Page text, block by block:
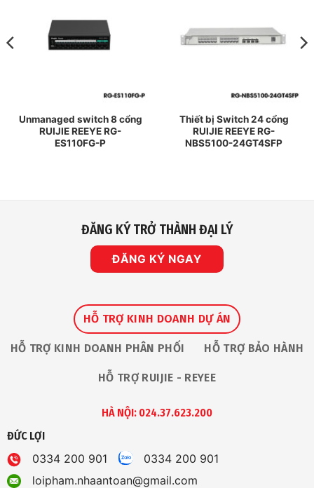
Unmanaged switch 8 cổng
RUIJIE REEYE RG-
ES110FG-P
Thiết bị Switch 24 cổng
RUIJIE REEYE RG-
NBS5100-24GT4SFP
ĐĂNG KÝ TRỞ THÀNH ĐẠI LÝ
ĐĂNG KÝ NGAY
HỖ TRỢ KINH DOANH DỰ ÁN
HỖ TRỢ KINH DOANH PHÂN PHỐI HỖ TRỢ BẢO HÀNH
HỖ TRỢ RUIJIE - REYEE
HÀ NỘI: 024.37.623.200
ĐỨC LỢI
0334 200 901
0334 200 901
loipham.nhaantoan@gmail.com